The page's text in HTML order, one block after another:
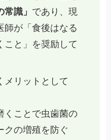
識」 であり、現
師が「食後はなる
こと」を奨励して
メリットとして
くことで虫歯菌の
クの増殖を防ぐ